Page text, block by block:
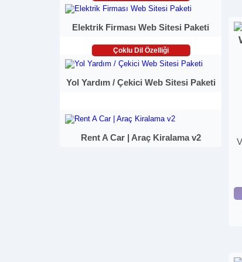
Elektrik Firması Web Sitesi Paketi
Çoklu Dil Özelliği
Yol Yardım / Çekici Web Sitesi Paketi
Rent A Car | Araç Kiralama v2